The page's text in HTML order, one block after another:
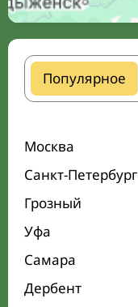
Популярное
Москва
Санкт-Петербург
Грозный
Уфа
Самара
Дербент